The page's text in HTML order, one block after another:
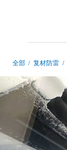
全部 / 复材防雷 /